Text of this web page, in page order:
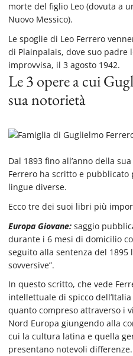
morte del figlio Leo (dovuta a
Nuovo Messico).
Le spoglie di Leo Ferrero
di Plainpalais, dove suo padre
improvvisa, il 3 agosto 1942.
Le 3 opere a cui
sua notorietà
Dal 1893 fino all’anno della
Ferrero ha scritto e
lingue diverse.
Ecco tre dei suoi libri più
Europa Giovane: saggio
durante i 6 mesi di domicilio
seguito alla sentenza del 1895
sovversive”.
In questo scritto, che vede
intellettuale di spicco dell’Italia
quanto compreso attraverso i
Nord Europa giungendo alla
cui la cultura latina e quella
presentano notevoli differenze.